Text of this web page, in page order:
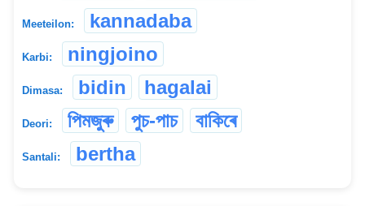
Meeteilon: kannadaba
Karbi: ningjoino
Dimasa: bidin hagalai
Deori: পিমজুৰু পুচ-পাচ বাকিৰে
Santali: bertha